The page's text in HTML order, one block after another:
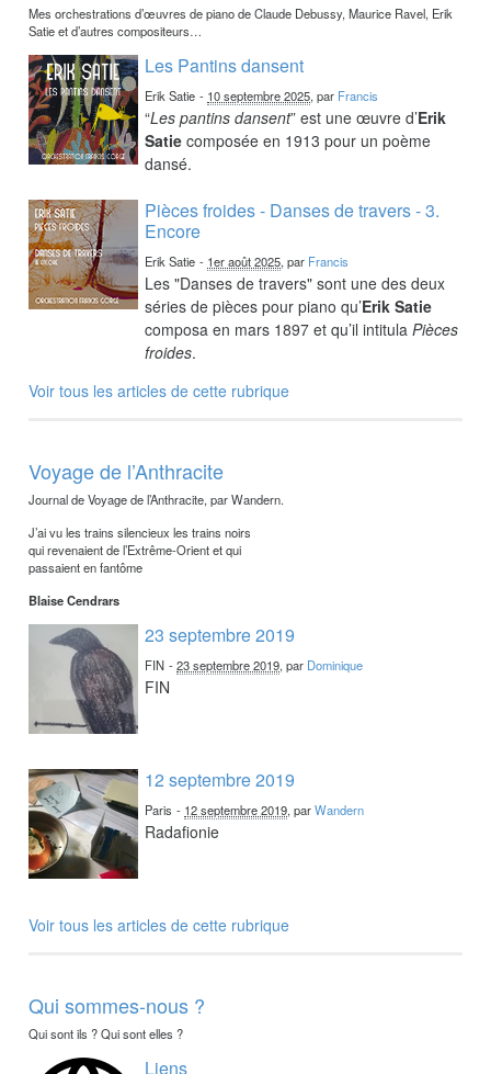
Mes orchestrations d’œuvres de piano de Claude Debussy, Maurice Ravel, Erik
Satie et d’autres compositeurs…
Les Pantins dansent
Erik Satie - 10 septembre 2025, par Francis
“Les pantins dansent” est une œuvre d’Erik
Satie composée en 1913 pour un poème
dansé.
Pièces froides - Danses de travers - 3.
Encore
Erik Satie - 1er août 2025, par Francis
Les "Danses de travers" sont une des deux
séries de pièces pour piano qu’Erik Satie
composa en mars 1897 et qu’il intitulaPièces
froides.
Voir tous les articles de cette rubrique
Voyage de l’Anthracite
Journal de Voyage de l’Anthracite, par Wandern.
J’ai vu les trains silencieux les trains noirs
qui revenaient de l’Extrême-Orient et qui
passaient en fantôme
Blaise Cendrars
23 septembre 2019
FIN -23 septembre 2019, par Dominique
FIN
12 septembre 2019
Paris - 12 septembre 2019, parWandern
Radafionie
Voir tous les articles de cette rubrique
Qui sommes-nous ?
Qui sont ils ? Qui sont elles ?
Liens